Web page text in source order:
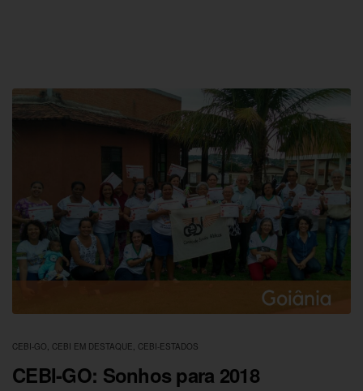
CEBI-GO, CEBI EM DESTAQUE, CEBI-ESTADOS
CEBI-GO: Sonhos para 2018